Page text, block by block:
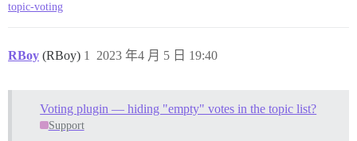
topic-voting
RBoy (RBoy) 2023 年4 月 5 日 19:40
1
Voting plugin — hiding "empty" votes in the topic list?
Support